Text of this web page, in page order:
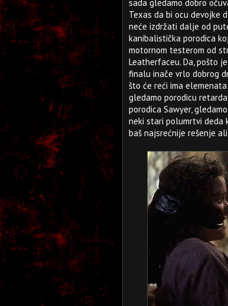
sada gledamo dobro
Texas da bi ocu devojke
neće izdržati dalje od
kanibalistička porodica
motornom testerom od
Leatherfaceu. Da, pošto
finalu inače vrlo dobrog
što će reći ima
gledamo porodicu
porodica Sawyer,
neki stari polumrtvi deda
baš najsrećnije rešenje